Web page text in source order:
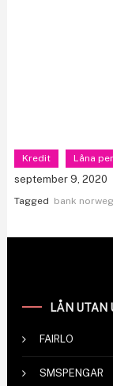
Kredit Låna
september 9, 2020
Tagged bank
LÅN UTAN
FAIRLO
SMSPENGAR